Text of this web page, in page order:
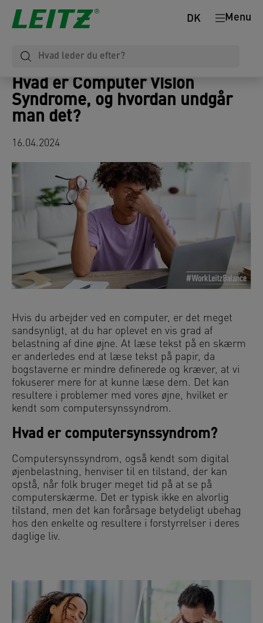
Menu
DK
Hvad er Computer Vision
Syndrome, og hvordan undgår
man det?
16.04.2024
Hvis du arbejder ved en computer, er det meget
sandsynligt, at du har oplevet en vis grad af
belastning af dine øjne. At læse tekst på en skærm
er anderledes end at læse tekst på papir, da
bogstaverne er mindre definerede og kræver, at vi
fokuserer mere for at kunne læse dem. Det kan
resultere i problemer med vores øjne, hvilket er
kendt som computersynssyndrom.
Hvad er computersynssyndrom?
Computersynssyndrom, også kendt som digital
øjenbelastning, henviser til en tilstand, der kan
opstå, når folk bruger meget tid på at se på
computerskærme. Det er typisk ikke en alvorlig
tilstand, men det kan forårsage betydeligt ubehag
hos den enkelte og resultere i forstyrrelser i deres
daglige liv.